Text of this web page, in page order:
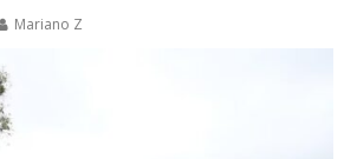
Mariano Z